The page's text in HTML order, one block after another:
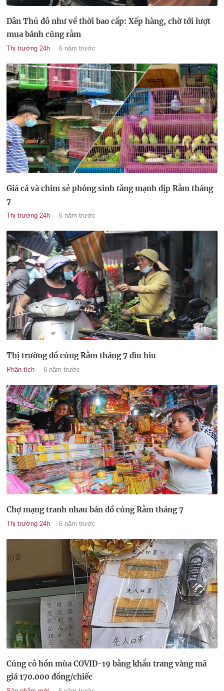
Dân Thủ đô như về thời bao cấp: Xếp hàng, chờ tới lượt
mua bánh cúng rằm
Thị trường 24h 6 năm trước
Giá cá và chim sẻ phóng sinh tăng mạnh dịp Rằm tháng
7
Thị trường 24h 6 năm trước
Thị trường đồ cúng Rằm tháng 7 đìu hiu
Phân tích 6 năm trước
Chợ mạng tranh nhau bán đồ cúng Rằm tháng 7
Thị trường 24h 6 năm trước
Cúng cô hồn mùa COVID-19 bằng khẩu trang vàng mã
giá 170.000 đồng/chiếc